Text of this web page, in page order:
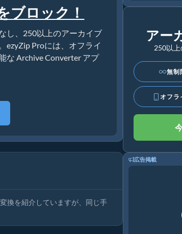
ブロック！
し、250以上のアーカイブ
ezyZip Proには、オフライ
な Archive Converter アプ
換を紹介していますが、同じ手
アー
250以
無制
オフラ
広告掲載